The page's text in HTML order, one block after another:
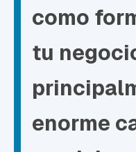
como
tu
enorme